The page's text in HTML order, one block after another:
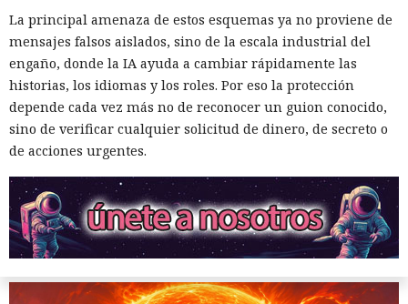
La principal amenaza de estos esquemas ya no proviene de
mensajes falsos aislados, sino de la escala industrial del
engaño, donde la IA ayuda a cambiar rápidamente las
historias, los idiomas y los roles. Por eso la protección
depende cada vez más no de reconocer un guion conocido,
sino de verificar cualquier solicitud de dinero, de secreto o
de acciones urgentes.
Cuando el Sol amenace con
destruir la Tierra, la humanidad
tendrá que mover un planeta
entero
Para sobrevivir a la muerte de su estrella, las generaciones
futuras tendrán que convertir el cosmos en un gigantesco
sistema de soporte vital.